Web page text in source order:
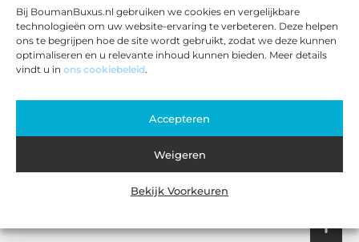
Bij BoumanBuxus.nl gebruiken we cookies en vergelijkbare
technologieën om uw website-ervaring te verbeteren. Deze helpen
ons te begrijpen hoe de site wordt gebruikt, zodat we deze kunnen
optimaliseren en u relevante inhoud kunnen bieden. Meer details
vindt u in ons cookiebeleid.
Accepteren
Weigeren
Bekijk Voorkeuren
Bericht categorie
Onze informatie
Cookiebeleid (EU)